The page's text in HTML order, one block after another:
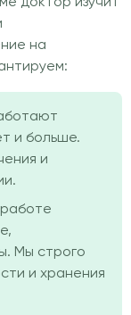
на
и больше.
и
работе
Мы строго
и хранения